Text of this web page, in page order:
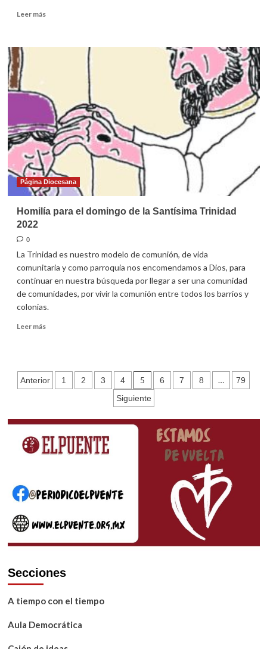
Leer másLeer
Homilía
ordinario
2022
Página Diocesana
Homilía para el domingo de la Santísima Trinidad
2022
0
La Trinidad es nuestro modelo de comunión, de vida
comunitaria y como parroquia nos encomendamos a Dios, para
continuar en nuestra búsqueda por llegar a ser una comunidad
de comunidades, por vivir la comunión entre todos los barrios y
colonias.
Leer másLeer
para
el
Santísima
Trinidad
2022
Paginación
entradas
Anterior 1 2 3 4 5 6 7 8 …
79
Siguiente
Secciones
A tiempo con el tiempo
Aula Democrática